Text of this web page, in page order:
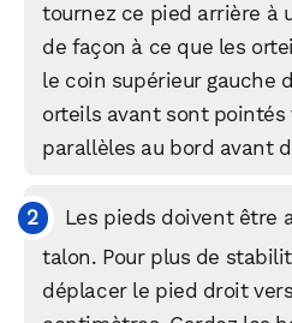
tournez ce pied arrière à
de façon à ce que les
le coin supérieur gauche
orteils avant sont pointés
parallèles au bord avant
Les pieds doivent être
talon. Pour plus de
déplacer le pied droit